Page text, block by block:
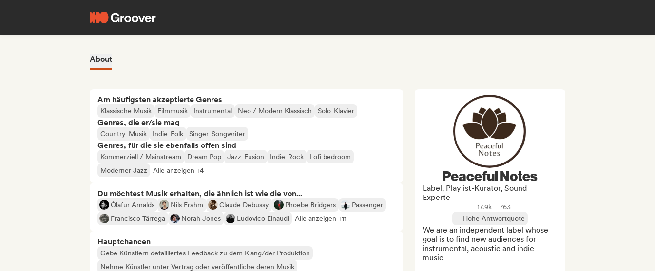
About
Am häufigsten akzeptierte Genres
Klassische Musik Filmmusik Instrumental Neo / Modern Klassisch Solo-Klavier
Genres, die er/sie mag
Country-Musik Indie-Folk Singer-Songwriter
Genres, für die sie ebenfalls offen sind
Kommerziell / Mainstream Dream Pop Jazz-Fusion Indie-Rock
Lofi bedroom
Moderner Jazz
Alle anzeigen +4
Du möchtest Musik erhalten, die ähnlich ist wie die von...
Ólafur Arnalds Nils Frahm Claude Debussy Phoebe Bridgers
Passenger
Francisco Tárrega
Norah Jones Ludovico Einaudi Alle anzeigen +11
Hauptchancen
Gebe Künstlern detailliertes Feedback zu dem Klang/der Produktion
Nehme Künstler unter Vertrag oder veröffentliche deren Musik
Peaceful Notes
Label, Playlist-Kurator, Sound
Experte
17.9k
763
Hohe Antwortquote
We are an independent label whose
goal is to find new audiences for
instrumental, acoustic and indie
music